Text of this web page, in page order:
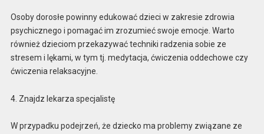
Osoby dorosłe powinny edukować dzieci w zakresie zdrowia
psychicznego i pomagać im zrozumieć swoje emocje. Warto
również dzieciom przekazywać techniki radzenia sobie ze
stresem i lękami, w tym tj. medytacja, ćwiczenia oddechowe czy
ćwiczenia relaksacyjne.
4. Znajdz lekarza specjalistę
W przypadku podejrzeń, że dziecko ma problemy związane ze